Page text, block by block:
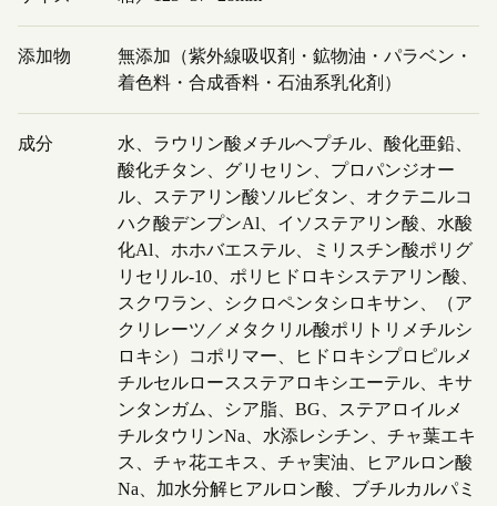
添加物
無添加（紫外線吸収剤・鉱物油・パラベン・
着色料・合成香料・石油系乳化剤）
成分
水、ラウリン酸メチルヘプチル、酸化亜鉛、
酸化チタン、グリセリン、プロパンジオー
ル、ステアリン酸ソルビタン、オクテニルコ
ハク酸デンプンAl、イソステアリン酸、水酸
化Al、ホホバエステル、ミリスチン酸ポリグ
リセリル-10、ポリヒドロキシステアリン酸、
スクワラン、シクロペンタシロキサン、（ア
クリレーツ／メタクリル酸ポリトリメチルシ
ロキシ）コポリマー、ヒドロキシプロピルメ
チルセルロースステアロキシエーテル、キサ
ンタンガム、シア脂、BG、ステアロイルメ
チルタウリンNa、水添レシチン、チャ葉エキ
ス、チャ花エキス、チャ実油、ヒアルロン酸
Na、加水分解ヒアルロン酸、ブチルカルパミ